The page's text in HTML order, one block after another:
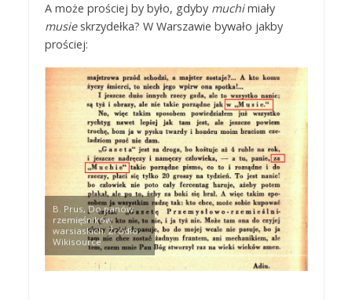
A może prościej by było, gdyby muchimiały
musieskrzydełka? W Warszawie bywało jakby
prościej:
B. Prus, Do panów
rzemięśników
warsiaskich. Źródło:
Wikisource